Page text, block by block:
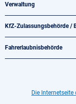
Verwaltung
KfZ-Zulassungsbehörde /
Fahrerlaubnisbehörde
Die